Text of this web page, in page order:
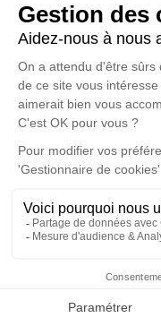
Faire-part
une anecdote ou
poèmes ou des
d'expression dédié
MAULARD.
Un service de
disponible ici.
Cérémonie
Église de
18200 Saint-